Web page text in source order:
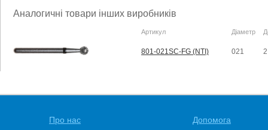
Аналогичні товари інших виробників
Артикул Діаметр
801-021SC-FG (NTI) 021
Про нас Допомога